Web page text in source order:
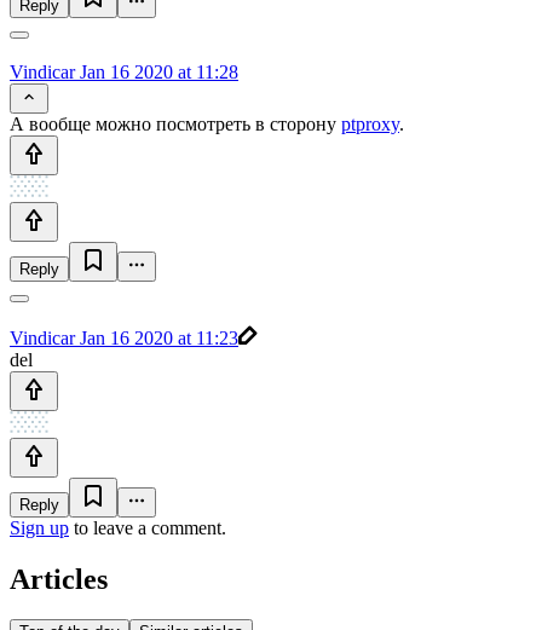
Reply
VindicarJan 16 2020 at 11:28
А вообще можно посмотреть в сторону ptproxy.
Reply
VindicarJan 16 2020 at 11:23
del
Reply
Sign up to leave a comment.
Articles